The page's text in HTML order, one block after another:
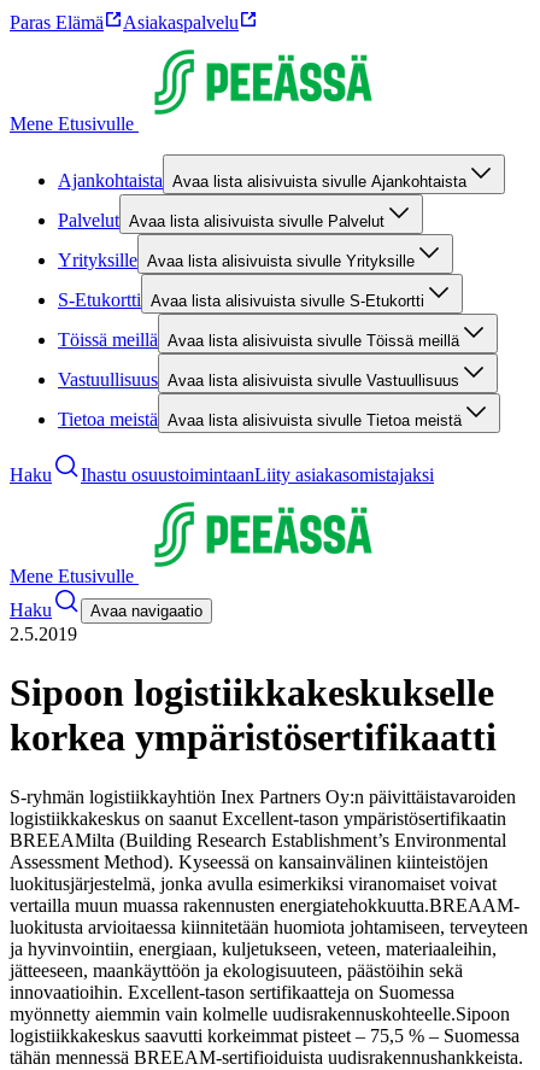
Paras Elämä Asiakaspalvelu
Mene Etusivulle
Ajankohtaista Avaa lista alisivuista sivulle Ajankohtaista
Palvelut Avaa lista alisivuista sivulle Palvelut
Yrityksille Avaa lista alisivuista sivulle Yrityksille
S-Etukortti Avaa lista alisivuista sivulle S-Etukortti
Töissä meillä Avaa lista alisivuista sivulle Töissä meillä
Vastuullisuus Avaa lista alisivuista sivulle Vastuullisuus
Tietoa meistä Avaa lista alisivuista sivulle Tietoa meistä
Haku Ihastu osuustoimintaanLiity asiakasomistajaksi
Mene Etusivulle
Haku
Avaa navigaatio
2.5.2019
Sipoon logistiikkakeskukselle
korkea ympäristösertifikaatti
S-ryhmän logistiikkayhtiön Inex Partners Oy:n päivittäistavaroiden
logistiikkakeskus on saanut Excellent-tason ympäristösertifikaatin
BREEAMilta (Building Research Establishment’s Environmental
Assessment Method). Kyseessä on kansainvälinen kiinteistöjen
luokitusjärjestelmä, jonka avulla esimerkiksi viranomaiset voivat
vertailla muun muassa rakennusten energiatehokkuutta.BREAAM-
luokitusta arvioitaessa kiinnitetään huomiota johtamiseen, terveyteen
ja hyvinvointiin, energiaan, kuljetukseen, veteen, materiaaleihin,
jätteeseen, maankäyttöön ja ekologisuuteen, päästöihin sekä
innovaatioihin. Excellent-tason sertifikaatteja on Suomessa
myönnetty aiemmin vain kolmelle uudisrakennuskohteelle.Sipoon
logistiikkakeskus saavutti korkeimmat pisteet – 75,5 % – Suomessa
tähän mennessä BREEAM-sertifioiduista uudisrakennushankkeista.